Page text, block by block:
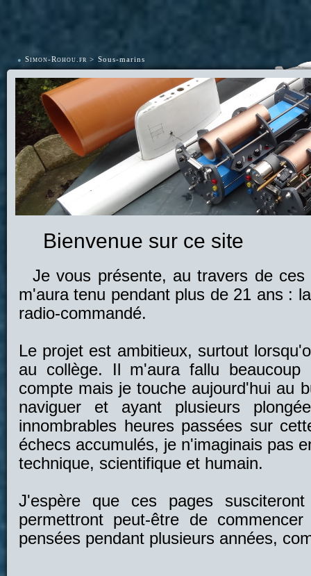
• Simon-Rohou.fr Sous-marins
Bienvenue sur ce site
Je vous présente, au travers de
m'aura tenu pendant plus de 21 ans :
radio-commandé.
Le projet est ambitieux, surtout
au collège. Il m'aura fallu
compte mais je touche aujourd'hui au
naviguer et ayant plusieurs
innombrables heures passées sur
échecs accumulés, je n'imaginais pas
technique, scientifique et humain.
J'espère que ces pages
permettront peut-être de
pensées pendant plusieurs années,